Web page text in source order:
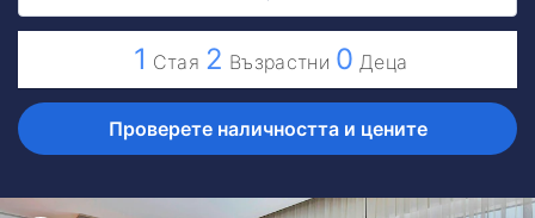
1 Стая 2 Възрастни 0 Деца
Проверете наличността и цените